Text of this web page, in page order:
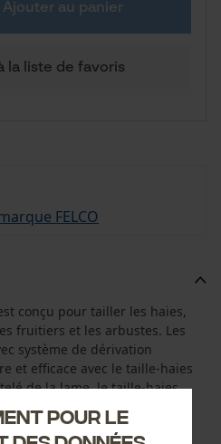
Ajouter au panier
la liste de favoris
FELCO
conçu pour tailler les haies,
fruitiers et les arbustes. Les
système de dérivation
et efficace avec le taille-haies
de la lame, le taille-haies
des branches et des fils
...
pour le